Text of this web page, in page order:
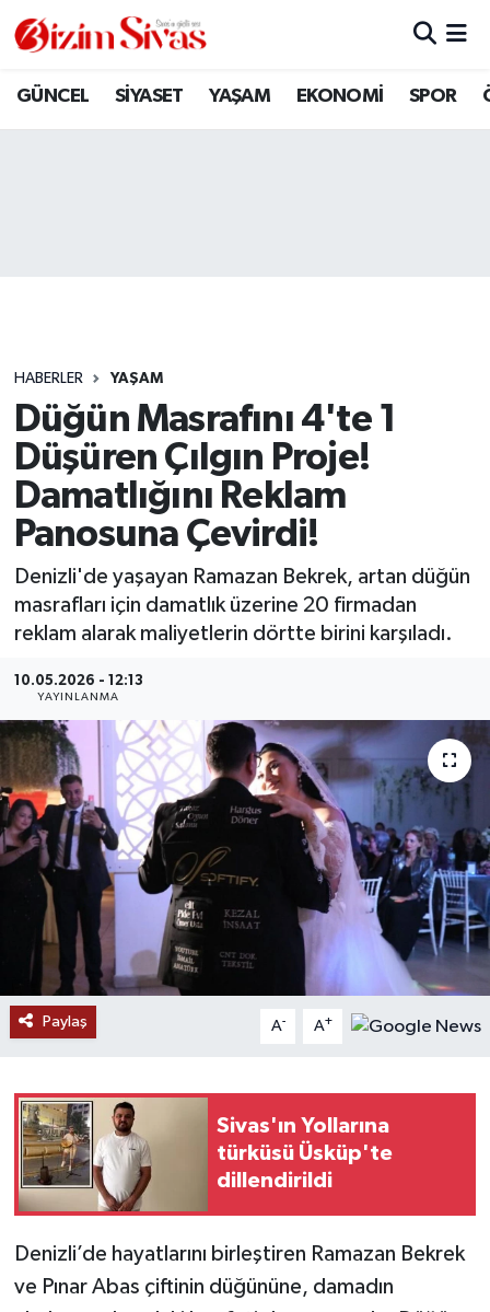
GÜNCEL SİYASET YAŞAM EKONOMİ SPOR
HABERLER YAŞAM
Düğün Masrafını 4'te 1
Düşüren Çılgın Proje!
Damatlığını Reklam
Panosuna Çevirdi!
Denizli'de yaşayan Ramazan Bekrek, artan düğün
masrafları için damatlık üzerine 20 firmadan
reklam alarak maliyetlerin dörtte birini karşıladı.
10.05.2026 - 12:13
YAYINLANMA
Paylaş A- A+
Sivas'ın Yollarına
türküsü Üsküp'te
dillendirildi
Denizli’de hayatlarını birleştiren Ramazan Bekrek
ve Pınar Abas çiftinin düğününe, damadın
ARAMIZDAN AYRILANLAR
GÜNCEL
KÜLTÜR
MAGAZİN
ÖZEL HABER
RESMİ İLANLAR
SAĞLIK
SİYASET
SOSYAL YARDIMLAR
SPONSORLU YAZI
SPOR
TEKNOLOJİ
YAŞAM
Sivas Nöbetçi Eczaneler
Son Dakika Haberleri
Haber Arşivi